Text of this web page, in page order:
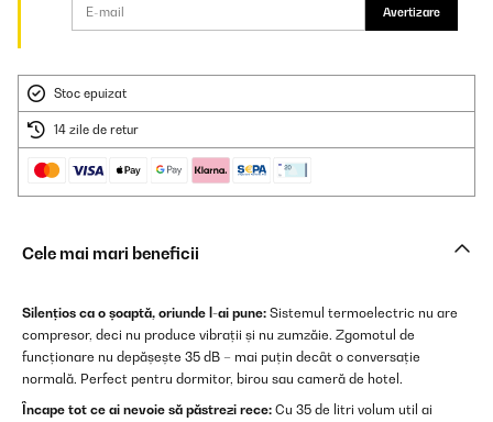
Avertizare
Stoc epuizat
14 zile de retur
Cele mai mari beneficii
Silențios ca o șoaptă, oriunde l-ai pune: Sistemul termoelectric nu are
compresor, deci nu produce vibrații și nu zumzăie. Zgomotul de
funcționare nu depășește 35 dB – mai puțin decât o conversație
normală. Perfect pentru dormitor, birou sau cameră de hotel.
Încape tot ce ai nevoie să păstrezi rece: Cu 35 de litri volum util ai